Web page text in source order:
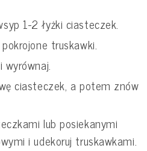
1-2 łyżki ciasteczek.
truskawki.
wyrównaj.
ciasteczek, a potem znów
lub posiekanymi
i udekoruj truskawkami.